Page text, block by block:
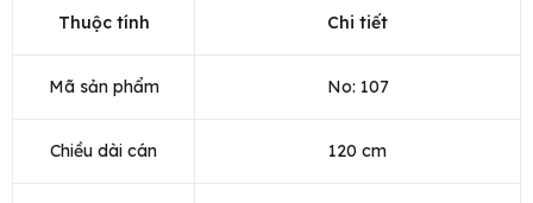
Thuộc tính Chi tiết
Mã sản phẩm No: 107
Chiều dài cán 120 cm